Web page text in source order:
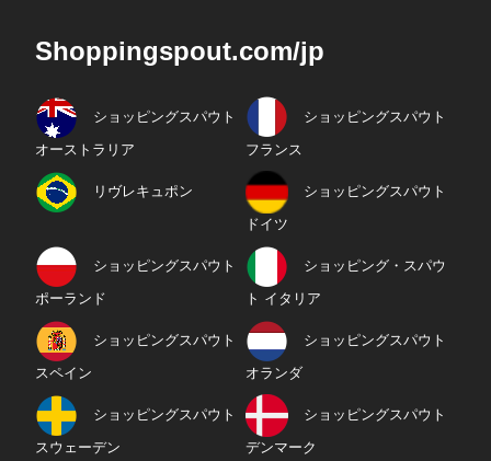
Shoppingspout.com/jp
ショッピングスパウト
オーストラリア
ショッピングスパウト
フランス
リヴレキュポン ショッピングスパウト
ドイツ
ショッピングスパウト
ポーランド
ショッピング・スパウ
ト イタリア
ショッピングスパウト
スペイン
ショッピングスパウト
オランダ
ショッピングスパウト
スウェーデン
ショッピングスパウト
デンマーク